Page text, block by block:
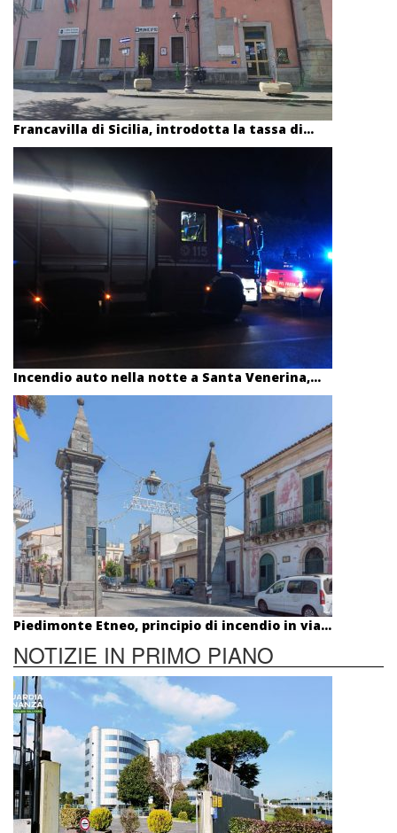
Francavilla di Sicilia, introdotta la tassa di...
Incendio auto nella notte a Santa Venerina,...
Piedimonte Etneo, principio di incendio in via...
NOTIZIE IN PRIMO PIANO